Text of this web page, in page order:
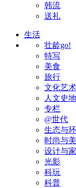
韩流
送礼
生活
壮龄go!
特写
美食
旅行
文化艺术
人文史地
专栏
@世代
生态与
时尚与
设计与
光影
科玩
科普